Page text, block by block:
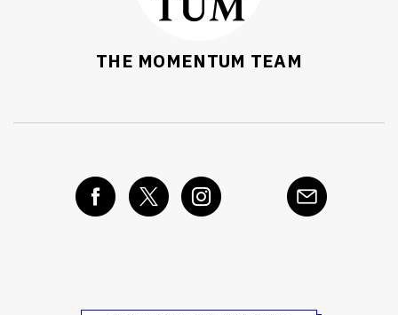
THE MOMENTUM TEAM